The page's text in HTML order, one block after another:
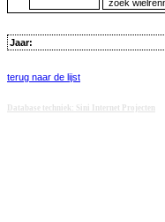
Jaar:
terug naar de lijst
Database techniek: Sini Internet Projecten